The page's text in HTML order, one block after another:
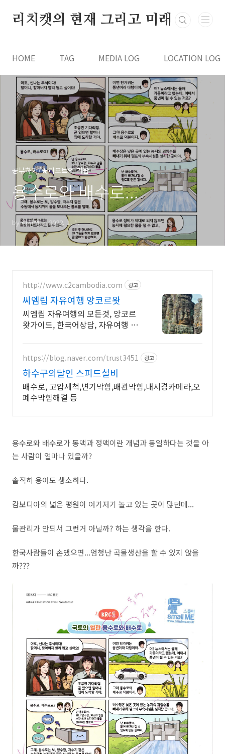
리치캣의 현재 그리고 미래
HOME TAG MEDIA LOG LOCATION LOG
공부하기/★리포트의 거탑
용수로와 배수로...
by 리치캣 2022. 1. 1.
http://www.c2cambodia.com 광고
씨엠립 자유여행 앙코르왓
씨엠립 자유여행의 모든것, 앙코르
왓가이드, 한국어상담, 자유여행 일
https://blog.naver.com/trust3451 광고
하수구의달인 스피드설비
배수로, 고압세척,변기막힘,배관막힘,내시경카메라,오
폐수막힘해결 등
용수로와 배수로가 동맥과 정맥이란 개념과 동일하다는 것을 아
는 사람이 얼마나 있을까?
솔직히 용어도 생소하다.
캄보디아의 넓은 평원이 여기저기 놀고 있는 곳이 많던데...
물관리가 안되서 그런거 아닐까? 하는 생각을 한다.
한국사람들이 손댔으면...엄청난 곡물생산을 할 수 있지 않을
까???